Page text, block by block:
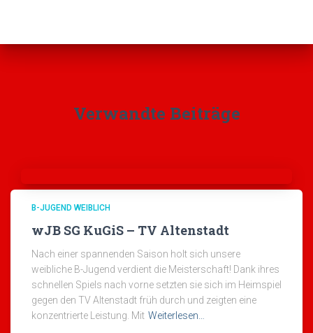
Verwandte Beiträge
B-JUGEND WEIBLICH
wJB SG KuGiS – TV Altenstadt
Nach einer spannenden Saison holt sich unsere
weibliche B-Jugend verdient die Meisterschaft! Dank ihres
schnellen Spiels nach vorne setzten sie sich im Heimspiel
gegen den TV Altenstadt früh durch und zeigten eine
konzentrierte Leistung. Mit Weiterlesen…